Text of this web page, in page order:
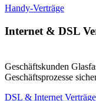
Handy-Verträge
Internet & DSL
Geschäftskunden
Geschäftsprozesse
DSL & Internet Verträge